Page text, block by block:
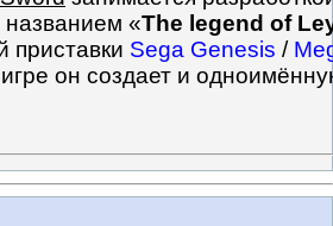
«The legend of
приставки Sega Genesis /
он создает и